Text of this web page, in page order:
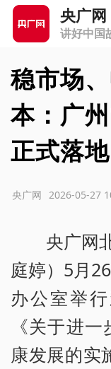
央广网
讲好中国
稳市场
本：广
正式落地
2026-05-27
央广网
央广网
庭婷）5月
办公室举
《关于进
康发展的实